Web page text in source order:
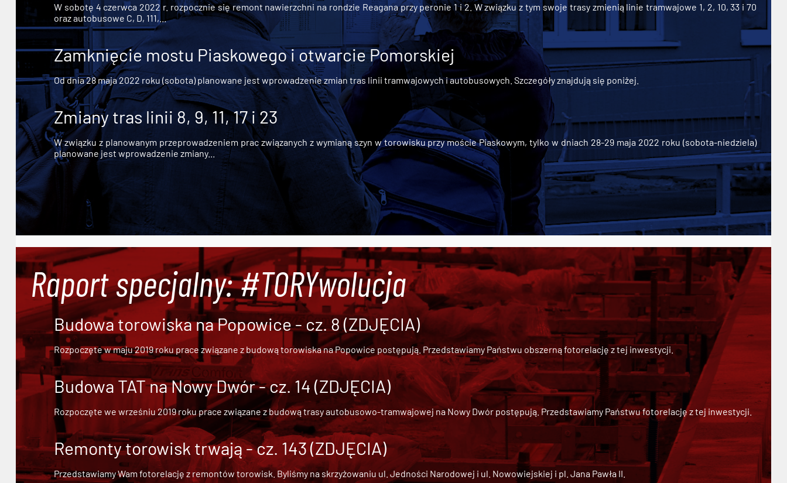
W sobotę 4 czerwca 2022 r. rozpocznie się remont nawierzchni na rondzie Reagana przy peronie 1 i 2. W związku z tym swoje trasy zmienią linie tramwajowe 1, 2, 10, 33 i 70
oraz autobusowe C, D, 111,...
Zamknięcie mostu Piaskowego i otwarcie Pomorskiej
Od dnia 28 maja 2022 roku (sobota) planowane jest wprowadzenie zmian tras linii tramwajowych i autobusowych. Szczegóły znajdują się poniżej.
Zmiany tras linii 8, 9, 11, 17 i 23
W związku z planowanym przeprowadzeniem prac związanych z wymianą szyn w torowisku przy moście Piaskowym, tylko w dniach 28-29 maja 2022 roku (sobota-niedziela)
planowane jest wprowadzenie zmiany...
Raport specjalny: #TORYwolucja
Budowa torowiska na Popowice - cz. 8 (ZDJĘCIA)
Rozpoczęte w maju 2019 roku prace związane z budową torowiska na Popowice postępują. Przedstawiamy Państwu obszerną fotorelację z tej inwestycji.
Budowa TAT na Nowy Dwór - cz. 14 (ZDJĘCIA)
Rozpoczęte we wrześniu 2019 roku prace związane zbudową trasy autobusowo-tramwajowej na Nowy Dwórpostępują. Przedstawiamy Państwu fotorelację z tej inwestycji.
Remonty torowisk trwają - cz. 143 (ZDJĘCIA)
Przedstawiamy Wam fotorelację z remontów torowisk. Byliśmy na skrzyżowaniu ul. Jedności Narodowej i ul. Nowowiejskiej i pl. Jana Pawła II.